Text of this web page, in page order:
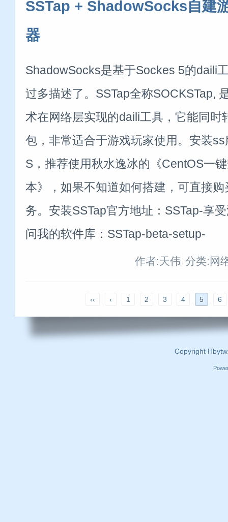
SSTap + ShadowSocks自建
器
ShadowSocks是基于Sockes 5的daili
过多描述了。SSTap全称SOCKSTap,
术在网络层实现的daili工具，它能同时
包，非常适合于游戏玩家使用。安装
S，推荐使用秋水逸冰的《CentOS一
本》，如果不知道如何搭建，可直接
务。安装SSTap官方地址：SSTap-享
问我的软件库：SSTap-beta-setup-
作者:天伟 分类:网
‹‹ ‹ 1 2 3 4 5 6
Copyright